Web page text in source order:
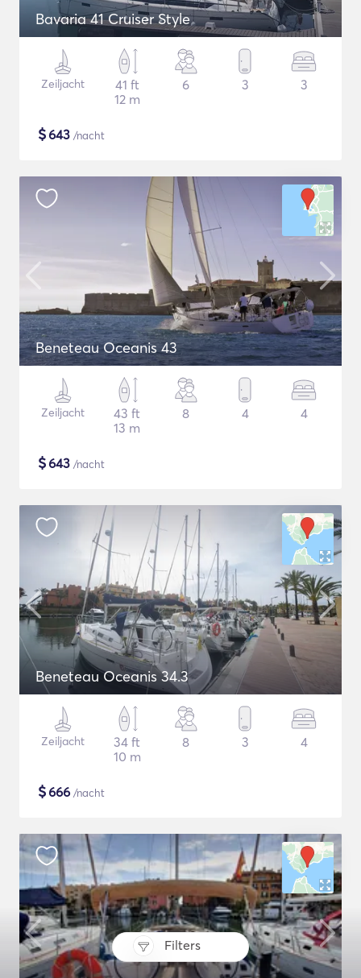
Filters
Bavaria 41 Cruiser Style
Zeiljacht
41 ft
12 m
6 3 3
$643 /nacht
Beneteau Oceanis 43
Zeiljacht
43 ft
13 m
8 4 4
$643 /nacht
Beneteau Oceanis 34.3
Zeiljacht
34 ft
10 m
8 3 4
$666 /nacht